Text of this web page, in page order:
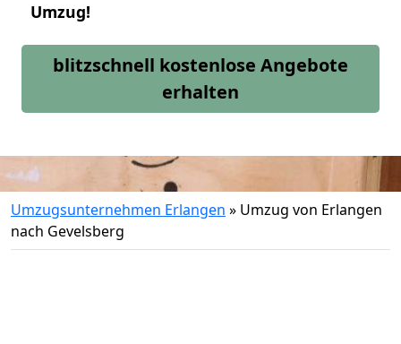
Umzug!
blitzschnell kostenlose Angebote
erhalten
Umzugsunternehmen Erlangen » Umzug von Erlangen
nach Gevelsberg